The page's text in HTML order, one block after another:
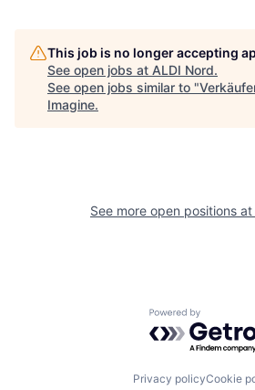
This job is no longer accepting
See open jobs at ALDI Nord.
See open jobs similar to "
Imagine.
See more open positions at
Powered by
Privacy policyCookie